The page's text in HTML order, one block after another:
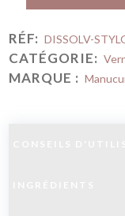
RÉF: DISSOLV-
CATÉGORIE:
MARQUE :